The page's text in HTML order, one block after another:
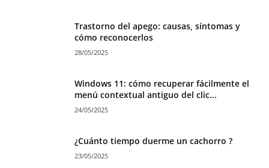
Trastorno del apego: causas, síntomas y
cómo reconocerlos
28/05/2025
Windows 11: cómo recuperar fácilmente el
menú contextual antiguo del clic...
24/05/2025
¿Cuánto tiempo duerme un cachorro ?
23/05/2025